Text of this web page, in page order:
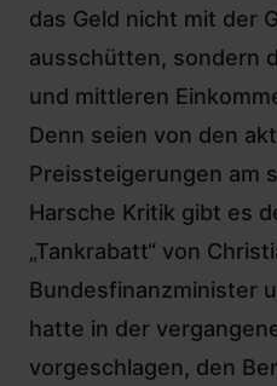
das Geld nicht mit der
ausschütten, sondern
und mittleren
Denn seien von den
Preissteigerungen am
Harsche Kritik gibt es
„Tankrabatt“ von
Bundesfinanzminister
hatte in der
vorgeschlagen, den